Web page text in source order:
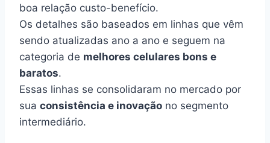
boa relação custo-benefício.
Os detalhes são baseados em linhas que vêm
sendo atualizadas ano a ano e seguem na
categoria de melhores celulares bons e
baratos.
Essas linhas se consolidaram no mercado por
sua consistência e inovação no segmento
intermediário.